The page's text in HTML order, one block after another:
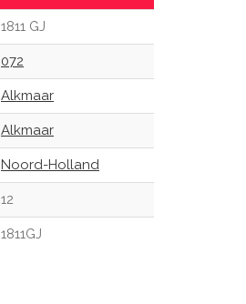
1811 GJ
072
Alkmaar
Alkmaar
Noord-Holland
12
1811GJ